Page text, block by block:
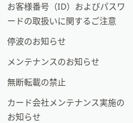
お客様番号（ID）およびパスワ
ードの取扱いに関するご注意
停波のお知らせ
メンテナンスのお知らせ
無断転載の禁止
カード会社メンテナンス実施の
お知らせ